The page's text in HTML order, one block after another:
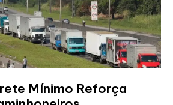
Mínimo Reforça